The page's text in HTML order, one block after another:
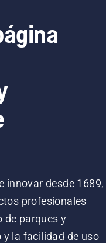
innovar desde 1689,
profesionales
de parques y
y la facilidad de uso